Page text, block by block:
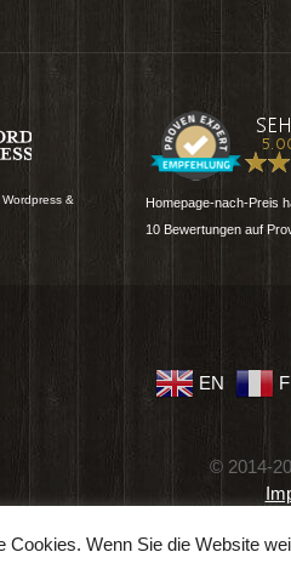
&
Homepage-nach-Preis
10Bewertungen auf
EN
© 2014-
Cookies. Wenn Sie die Website